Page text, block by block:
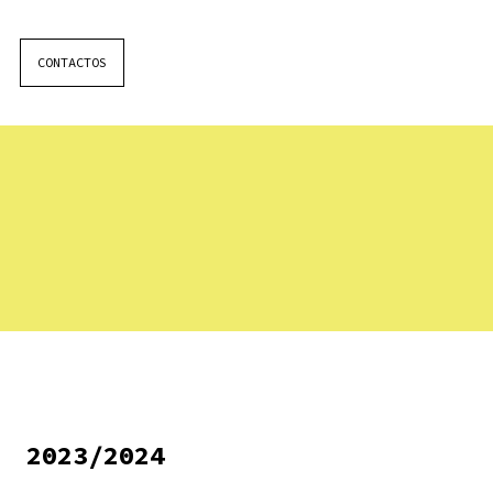
CONTACTOS
2023/2024